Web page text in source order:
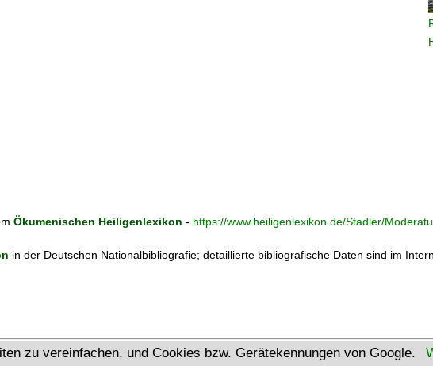
Ökumenischen Heiligenlexikon - https://www.heiligenlexikon.de/Stadler/
in der Deutschen Nationalbibliografie; detaillierte bibliografische Daten sind im
Ökumenisches Heiligenlexikon
zu vereinfachen, und Cookies bzw. Gerätekennungen von Google.